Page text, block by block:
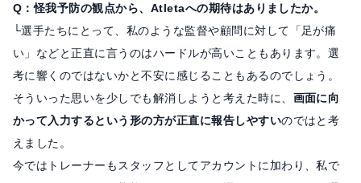
Q：怪我予防の観点から、Atletaへの期待はありましたか。
└選手たちにとって、私のような監督や顧問に対して「足が痛
い」などと正直に言うのはハードルが高いこともあります。選
考に響くのではないかと不安に感じることもあるのでしょう。
そういった思いを少しでも解消しようと考えた時に、 画面に向
かって入力するという形の方が正直に報告しやすいのではと考
えました。
今ではトレーナーもスタッフとしてアカウントに加わり、私で